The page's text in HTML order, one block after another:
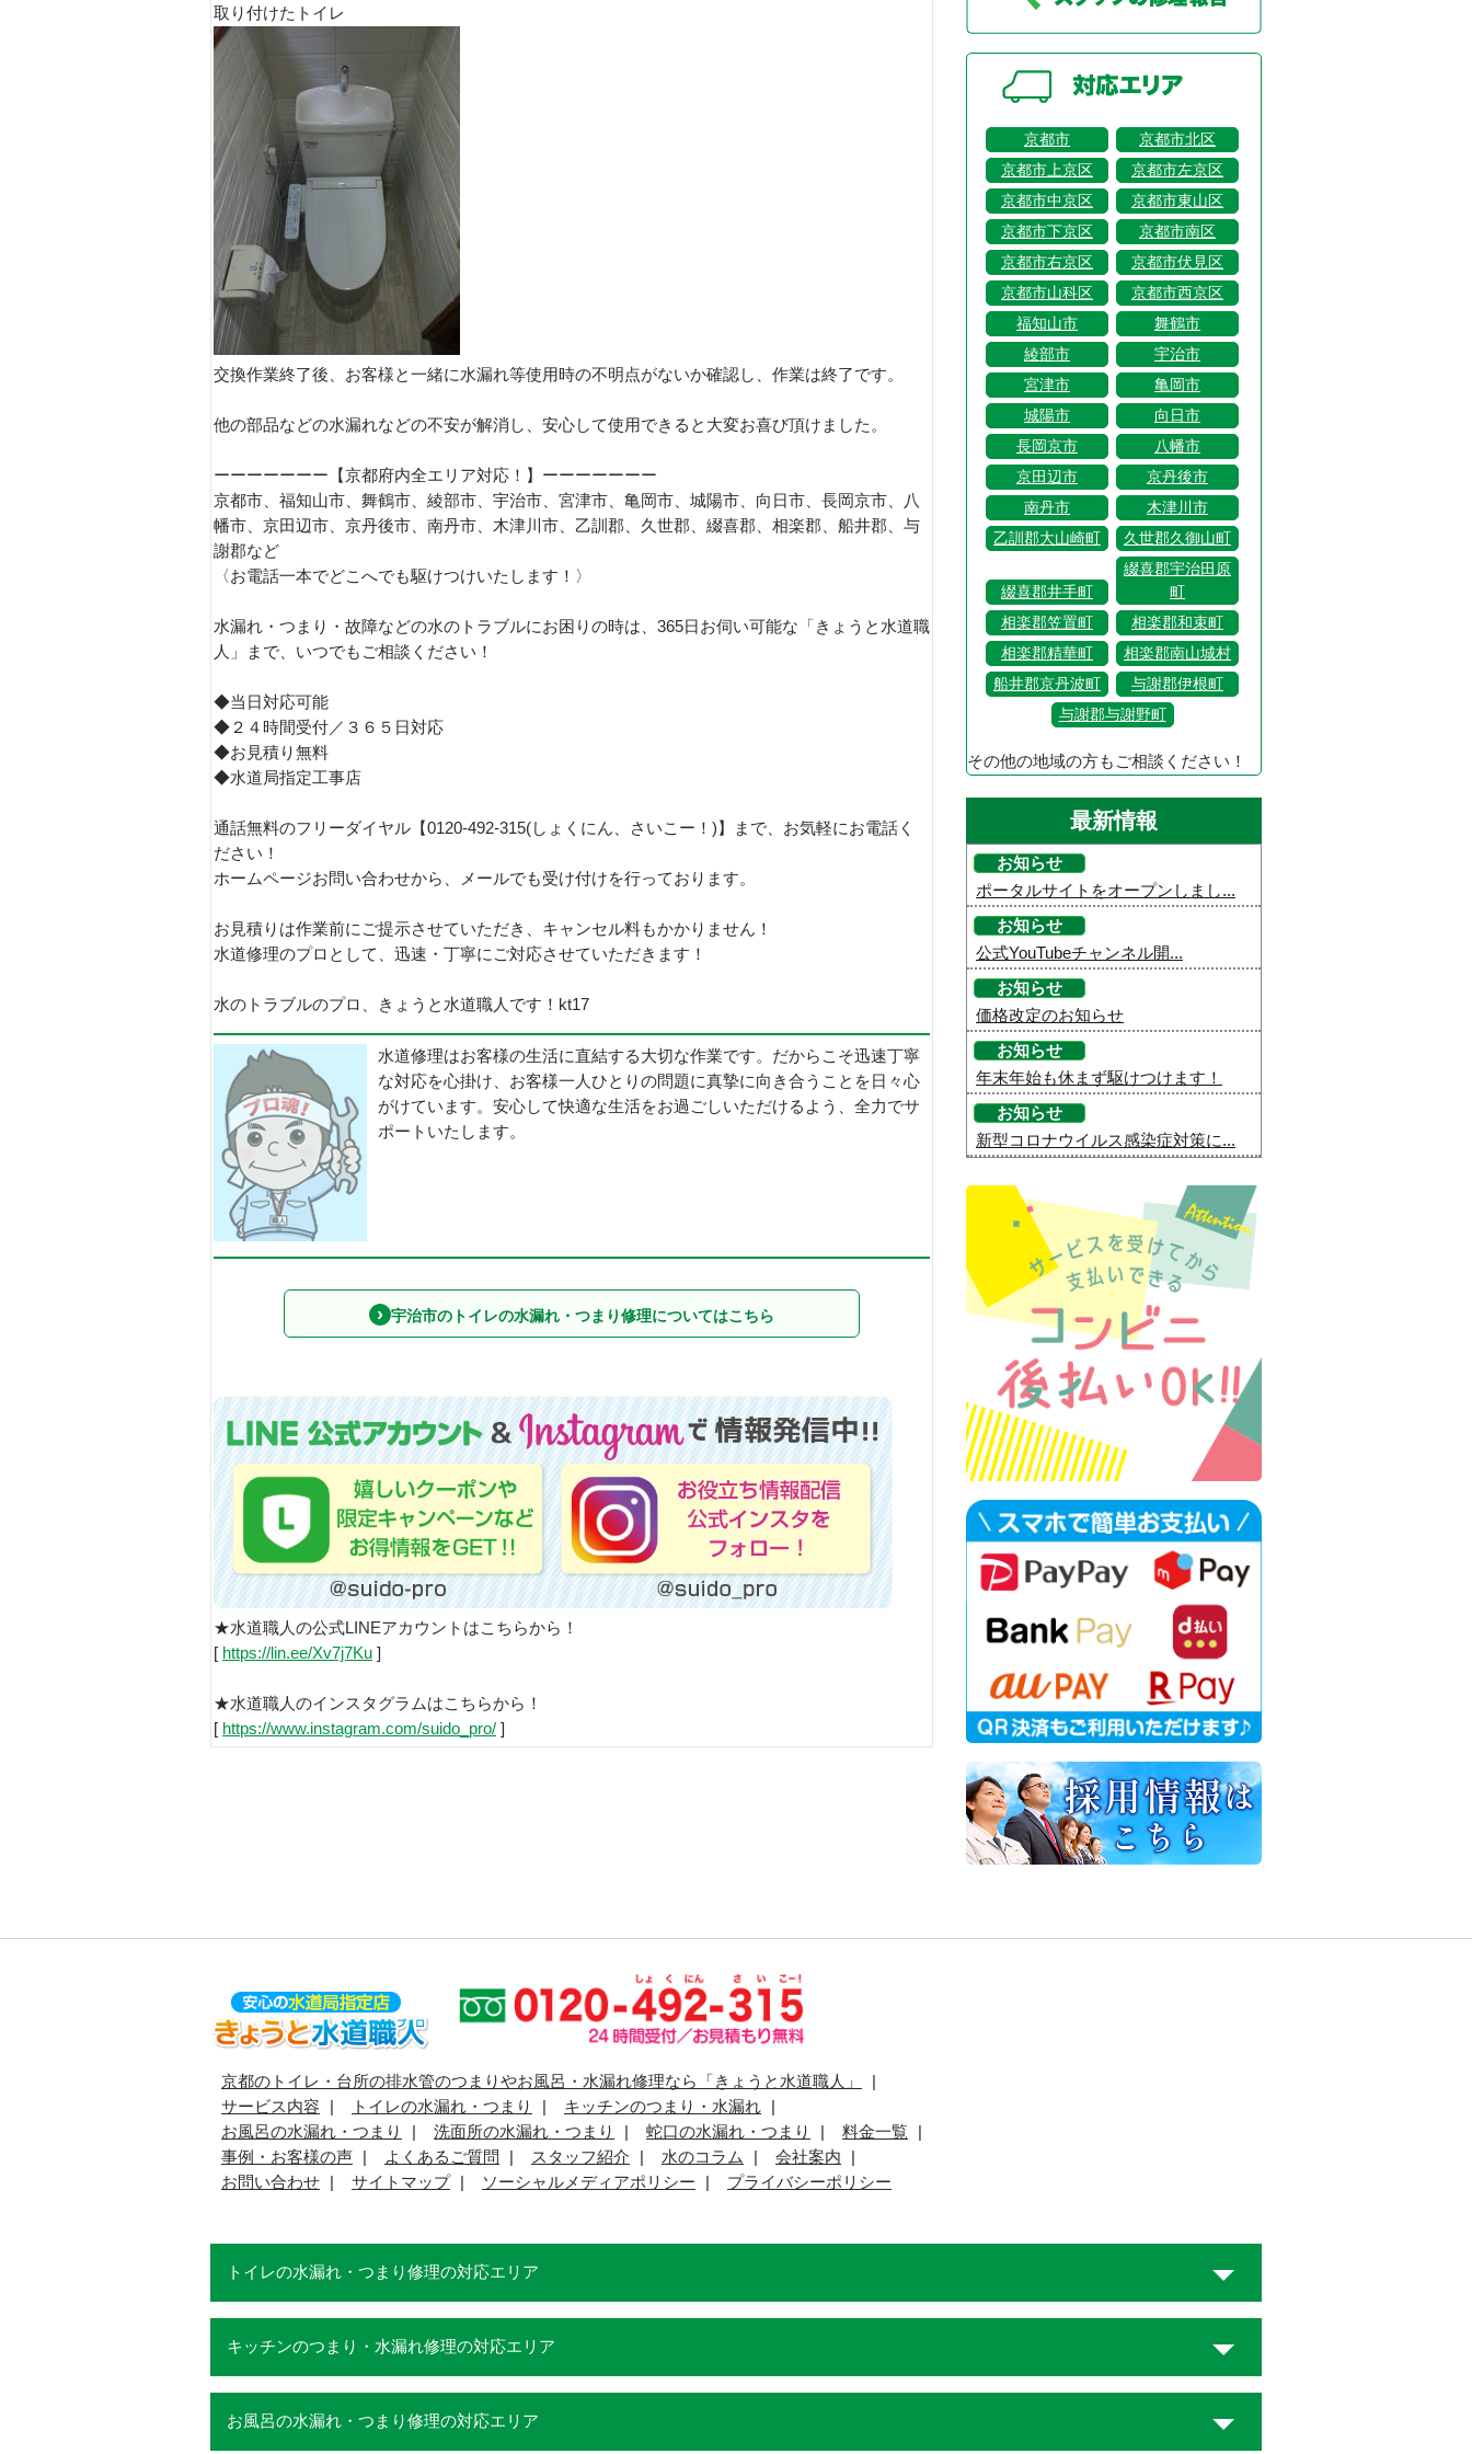
取り付けたトイレ
交換作業終了後、お客様と一緒に水漏れ等使用時の不明点がないか確認し、作業は終了です。
他の部品などの水漏れなどの不安が解消し、安心して使用できると大変お喜び頂けました。
ーーーーーーー【京都府内全エリア対応！】ーーーーーーー
京都市、福知山市、舞鶴市、綾部市、宇治市、宮津市、亀岡市、城陽市、向日市、長岡京市、八
幡市、京田辺市、京丹後市、南丹市、木津川市、乙訓郡、久世郡、綴喜郡、相楽郡、船井郡、与
謝郡など
〈お電話一本でどこへでも駆けつけいたします！〉
水漏れ・つまり・故障などの水のトラブルにお困りの時は、365日お伺い可能な「きょうと水道職
人」まで、いつでもご相談ください！
◆当日対応可能
◆２４時間受付／３６５日対応
◆お見積り無料
◆水道局指定工事店
通話無料のフリーダイヤル【0120-492-315(しょくにん、さいこー！)】まで、お気軽にお電話く
ださい！
ホームページお問い合わせから、メールでも受け付けを行っております。
お見積りは作業前にご提示させていただき、キャンセル料もかかりません！
水道修理のプロとして、迅速・丁寧にご対応させていただきます！
水のトラブルのプロ、きょうと水道職人です！kt17
水道修理はお客様の生活に直結する大切な作業です。だからこそ迅速丁寧
な対応を心掛け、お客様一人ひとりの問題に真摯に向き合うことを日々心
がけています。安心して快適な生活をお過ごしいただけるよう、全力でサ
ポートいたします。
宇治市のトイレの水漏れ・つまり修理についてはこちら
★水道職人の公式LINEアカウントはこちらから！
[ https://lin.ee/Xv7j7Ku ]
★水道職人のインスタグラムはこちらから！
[ https://www.instagram.com/suido_pro/ ]
京都市
京都市北区
京都市上京区
京都市左京区
京都市中京区
京都市東山区
京都市下京区
京都市南区
京都市右京区
京都市伏見区
京都市山科区
京都市西京区
福知山市
舞鶴市
綾部市
宇治市
宮津市
亀岡市
城陽市
向日市
長岡京市
八幡市
京田辺市
京丹後市
南丹市
木津川市
乙訓郡大山崎町
久世郡久御山町
綴喜郡井手町
綴喜郡宇治田原
町
相楽郡笠置町
相楽郡和束町
相楽郡精華町
相楽郡南山城村
船井郡京丹波町
与謝郡伊根町
与謝郡与謝野町
その他の地域の方もご相談ください！
最新情報
お知らせ
ポータルサイトをオープンしまし...
お知らせ
公式YouTubeチャンネル開...
お知らせ
価格改定のお知らせ
お知らせ
年末年始も休まず駆けつけます！
お知らせ
新型コロナウイルス感染症対策に...
京都のトイレ・台所の排水管のつまりやお風呂・水漏れ修理なら「きょうと水道職人」
サービス内容
トイレの水漏れ・つまり
キッチンのつまり・水漏れ
お風呂の水漏れ・つまり
洗面所の水漏れ・つまり 蛇口の水漏れ・つまり
料金一覧
事例・お客様の声
よくあるご質問 スタッフ紹介 水のコラム
会社案内
お問い合わせ
サイトマップ ソーシャルメディアポリシー プライバシーポリシー
トイレの水漏れ・つまり修理の対応エリア
キッチンのつまり・水漏れ修理の対応エリア
お風呂の水漏れ・つまり修理の対応エリア